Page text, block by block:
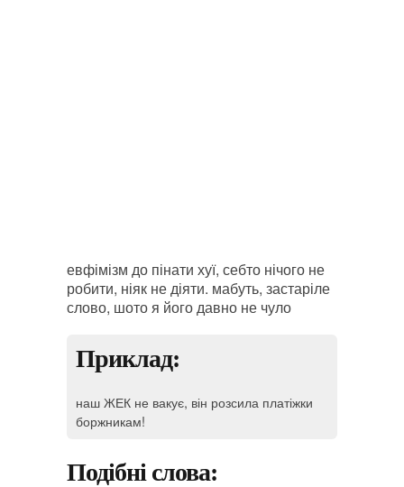
евфімізм до пінати хуї, себто нічого не
робити, ніяк не діяти. мабуть, застаріле
слово, шото я його давно не чуло
Приклад:
наш ЖЕК не вакує, він розсила платіжки
боржникам!
Подібні слова: